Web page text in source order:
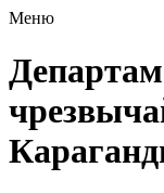
Меню